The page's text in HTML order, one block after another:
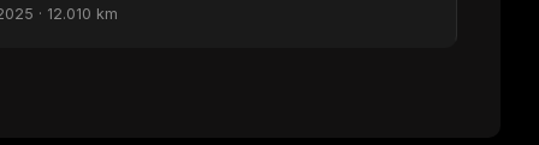
· 12.010 km